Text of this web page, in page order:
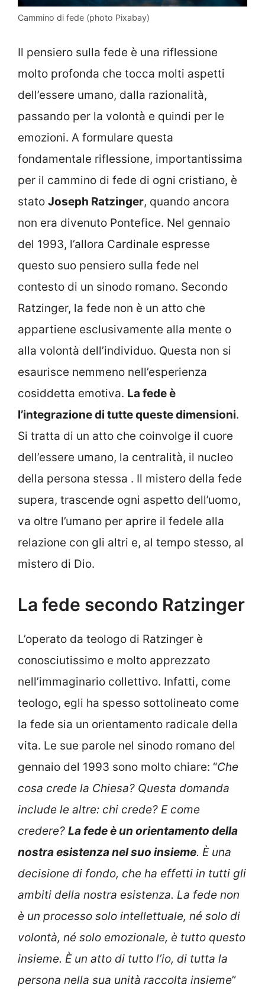
Cammino di fede (photo Pixabay)
Il pensiero sulla fede è una riflessione
molto profonda che tocca molti aspetti
dell’essere umano, dalla razionalità,
passando per la volontà e quindi per le
emozioni. A formulare questa
fondamentale riflessione, importantissima
per il cammino di fede di ogni cristiano, è
stato Joseph Ratzinger, quando ancora
non era divenuto Pontefice. Nel gennaio
del 1993, l’allora Cardinale espresse
questo suo pensiero sulla fede nel
contesto di un sinodo romano. Secondo
Ratzinger, la fede non è un atto che
appartiene esclusivamente alla mente o
alla volontà dell’individuo. Questa non si
esaurisce nemmeno nell’esperienza
cosiddetta emotiva. La fede è
l’integrazione di tutte queste dimensioni.
Si tratta di un atto che coinvolge il cuore
dell’essere umano, la centralità, il nucleo
della persona stessa . Il mistero della fede
supera, trascende ogni aspetto dell’uomo,
va oltre l’umano per aprire il fedele alla
relazione con gli altri e, al tempo stesso, al
mistero di Dio.
La fede secondo Ratzinger
L’operato da teologo di Ratzinger è
conosciutissimo e molto apprezzato
nell’immaginario collettivo. Infatti, come
teologo, egli ha spesso sottolineato come
la fede sia un orientamento radicale della
vita. Le sue parole nel sinodo romano del
gennaio del 1993 sono molto chiare: “Che
cosa crede la Chiesa? Questa domanda
include le altre: chi crede? E come
credere? La fede è un orientamento della
nostra esistenza nel suo insieme. È una
decisione di fondo, che ha effetti in tutti gli
ambiti della nostra esistenza. La fede non
è un processo solo intellettuale, né solo di
volontà, né solo emozionale, è tutto questo
insieme. È un atto di tutto l’io, di tutta la
persona nella sua unità raccolta insieme”